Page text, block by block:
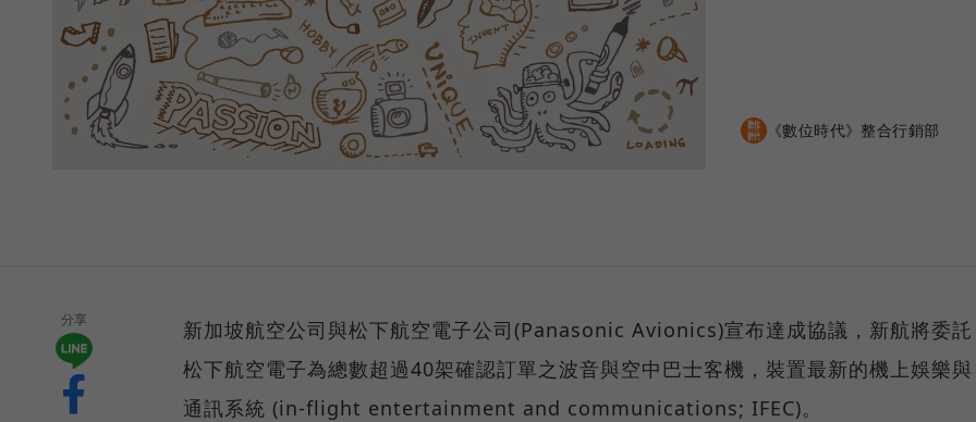
《數位時代》整合行銷部
分享
新加坡航空公司與松下航空電子公司(Panasonic Avionics)宣布達成協議，新航將委託
松下航空電子為總數超過40架確認訂單之波音與空中巴士客機，裝置最新的機上娛樂與
通訊系統 (in-flight entertainment and communications; IFEC)。